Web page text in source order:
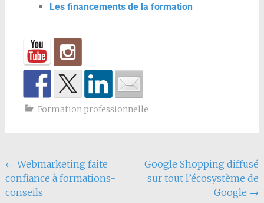
Les financements de la formation
Formation professionnelle
← Webmarketing faite
confiance à formations-
conseils
Google Shopping diffusé
sur tout l’écosystème de
Google →